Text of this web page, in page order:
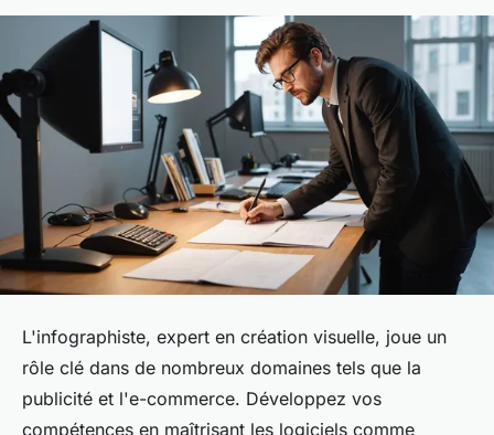
L'infographiste, expert en création visuelle, joue un
rôle clé dans de nombreux domaines tels que la
publicité et l'e-commerce. Développez vos
compétences en maîtrisant les logiciels comme